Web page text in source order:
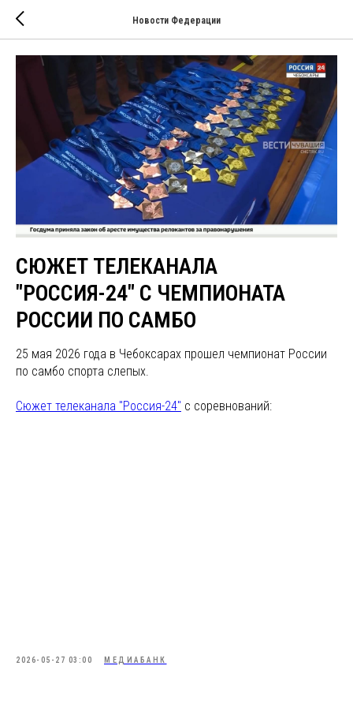
Новости Федерации
СЮЖЕТ ТЕЛЕКАНАЛА
"РОССИЯ-24" С ЧЕМПИОНАТА
РОССИИ ПО САМБО
25 мая 2026 года в Чебоксарах прошел чемпионат России
по самбо спорта слепых.
Сюжет телеканала "Россия-24" с соревнований:
2026-05-27 03:00 МЕДИАБАНК